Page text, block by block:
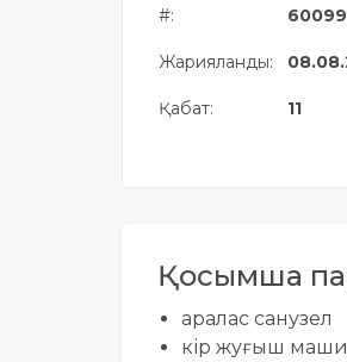
объектісінің орналасқан
#:
Жарияланды:
Қабат: 11
Қосымша
аралас санузел
кір жуғыш